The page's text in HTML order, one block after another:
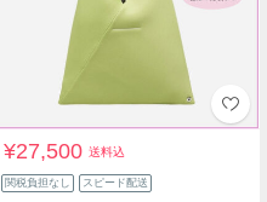
¥27,500送料込
関税負担なし スピード配送